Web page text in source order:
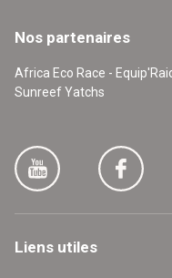
Nos partenaires
Africa Eco Race -
Sunreef Yatchs
Liens utiles